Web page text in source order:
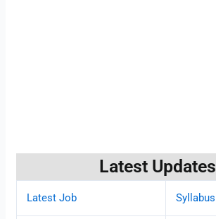
Latest Updates
Latest Job Syllabus